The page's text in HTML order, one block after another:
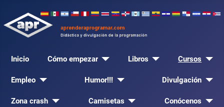
Inicio Cómo empezar Libros Cursos
Empleo Humor!!! Divulgación
Zona crash Camisetas Conócenos